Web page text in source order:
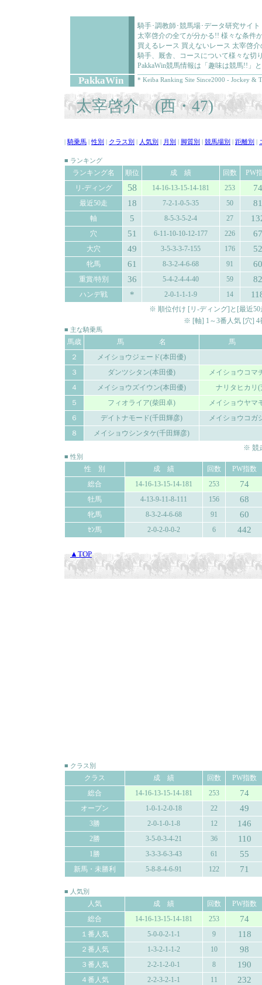
騎手･調教師･競馬場･データ研究サイ
太宰啓介の全てが分かる!! 様々な条件
買えるレース 買えないレース 太宰啓
騎手、厩舎、コースについて様々な切
PakkaWin競馬情報は「趣味は競馬!!」
PakkaWin * Keiba Ranking Site Since2000 - Jockey &
太宰啓介 (西・47)
騎乗馬 |性別 クラス別 人気別 月別 脚質別 競馬場別 距離別
■ ランキング
ランキング名 順位 成 績 回数
PW
リ-ディング
58 14-16-13-15-14-181 253 74
最近50走 18 7-2-1-0-5-35 50 81
軸 5 8-5-3-5-2-4 27
穴 51 6-11-10-10-12-177 226 67
大穴 49 3-5-3-3-7-155 176 52
牝馬 61 8-3-2-4-6-68 91 60
重賞/特別 36 5-4-2-4-4-40 59 82
ハンデ戦 * 2-0-1-1-1-9 14
※ 順位付け [リ-ディング]と[最近
※ [軸] 1～3番人気 [穴] 4
■ 主な騎乗馬
馬歳 馬 名
馬
２
メイショウジェード(本田優)
３
ダンツシタン(本田優)
メイショウコマ
４
メイショウズイウン(本田優)
ナリタヒカリ(
５
フィオライア(柴田卓)
メイショウヤマ
６
デイトナモード(千田輝彦)
メイショウコガ
８
メイショウシンタケ(千田輝彦)
※ 競
■ 性別
性 別 成 績 回数
PW指数
総合
14-16-13-15-14-181 253 74
牡馬 4-13-9-11-8-111 156 68
牝馬 8-3-2-4-6-68 91 60
ｾﾝ馬 2-0-2-0-0-2 6 442
▲TOP
■ クラス別
クラス 成 績 回数
PW指数
総合
14-16-13-15-14-181 253 74
オープン 1-0-1-2-0-18 22 49
3勝 2-0-1-0-1-8 12 146
2勝 3-5-0-3-4-21 36 110
1勝 3-3-3-6-3-43 61 55
新馬・未勝利 5-8-8-4-6-91 122 71
■ 人気別
人気 成 績 回数
PW指数
総合
14-16-13-15-14-181 253 74
１番人気 5-0-0-2-1-1 9 118
２番人気 1-3-2-1-1-2 10 98
３番人気 2-2-1-2-0-1 8 190
４番人気 2-2-3-2-1-1 11 232